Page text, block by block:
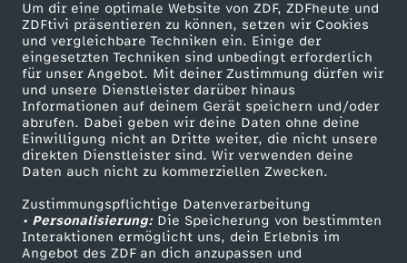
Um dir eine optimale Website von ZDF, ZDFheute und
ZDFtivi präsentieren zu können, setzen wir Cookies
und vergleichbare Techniken ein. Einige der
eingesetzten Techniken sind unbedingt erforderlich
für unser Angebot. Mit deiner Zustimmung dürfen wir
und unsere Dienstleister darüber hinaus
Informationen auf deinem Gerät speichern und/oder
abrufen. Dabei geben wir deine Daten ohne deine
Einwilligung nicht an Dritte weiter, die nicht unsere
direkten Dienstleister sind. Wir verwenden deine
Daten auch nicht zu kommerziellen Zwecken.
Zustimmungspflichtige Datenverarbeitung
• Personalisierung:Die Speicherung von bestimmten
Interaktionen ermöglicht uns, dein Erlebnis im
Angebot des ZDF an dich anzupassen und
r
w
a
c
h
s
Mehr ZDF
ZDF-Apps
Smart TV
ZDFtext
Livestreams
Sendungen A-Z
Service
ZDFmitreden
Kontakt zum ZDF
Tickets
Zuschauerservice
Hilfe